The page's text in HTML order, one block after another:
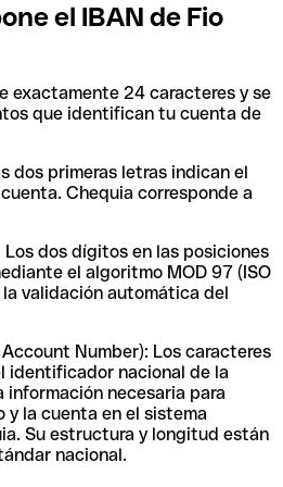
el IBAN de Fio
exactamente 24 caracteres y se
que identifican tu cuenta de
dos primeras letras indican el
Chequia corresponde a
Los dos dígitos en las posiciones
el algoritmo MOD 97 (ISO
validación automática del
Number): Los caracteres
identificador nacional de la
necesaria para
la cuenta en el sistema
Su estructura y longitud están
nacional.